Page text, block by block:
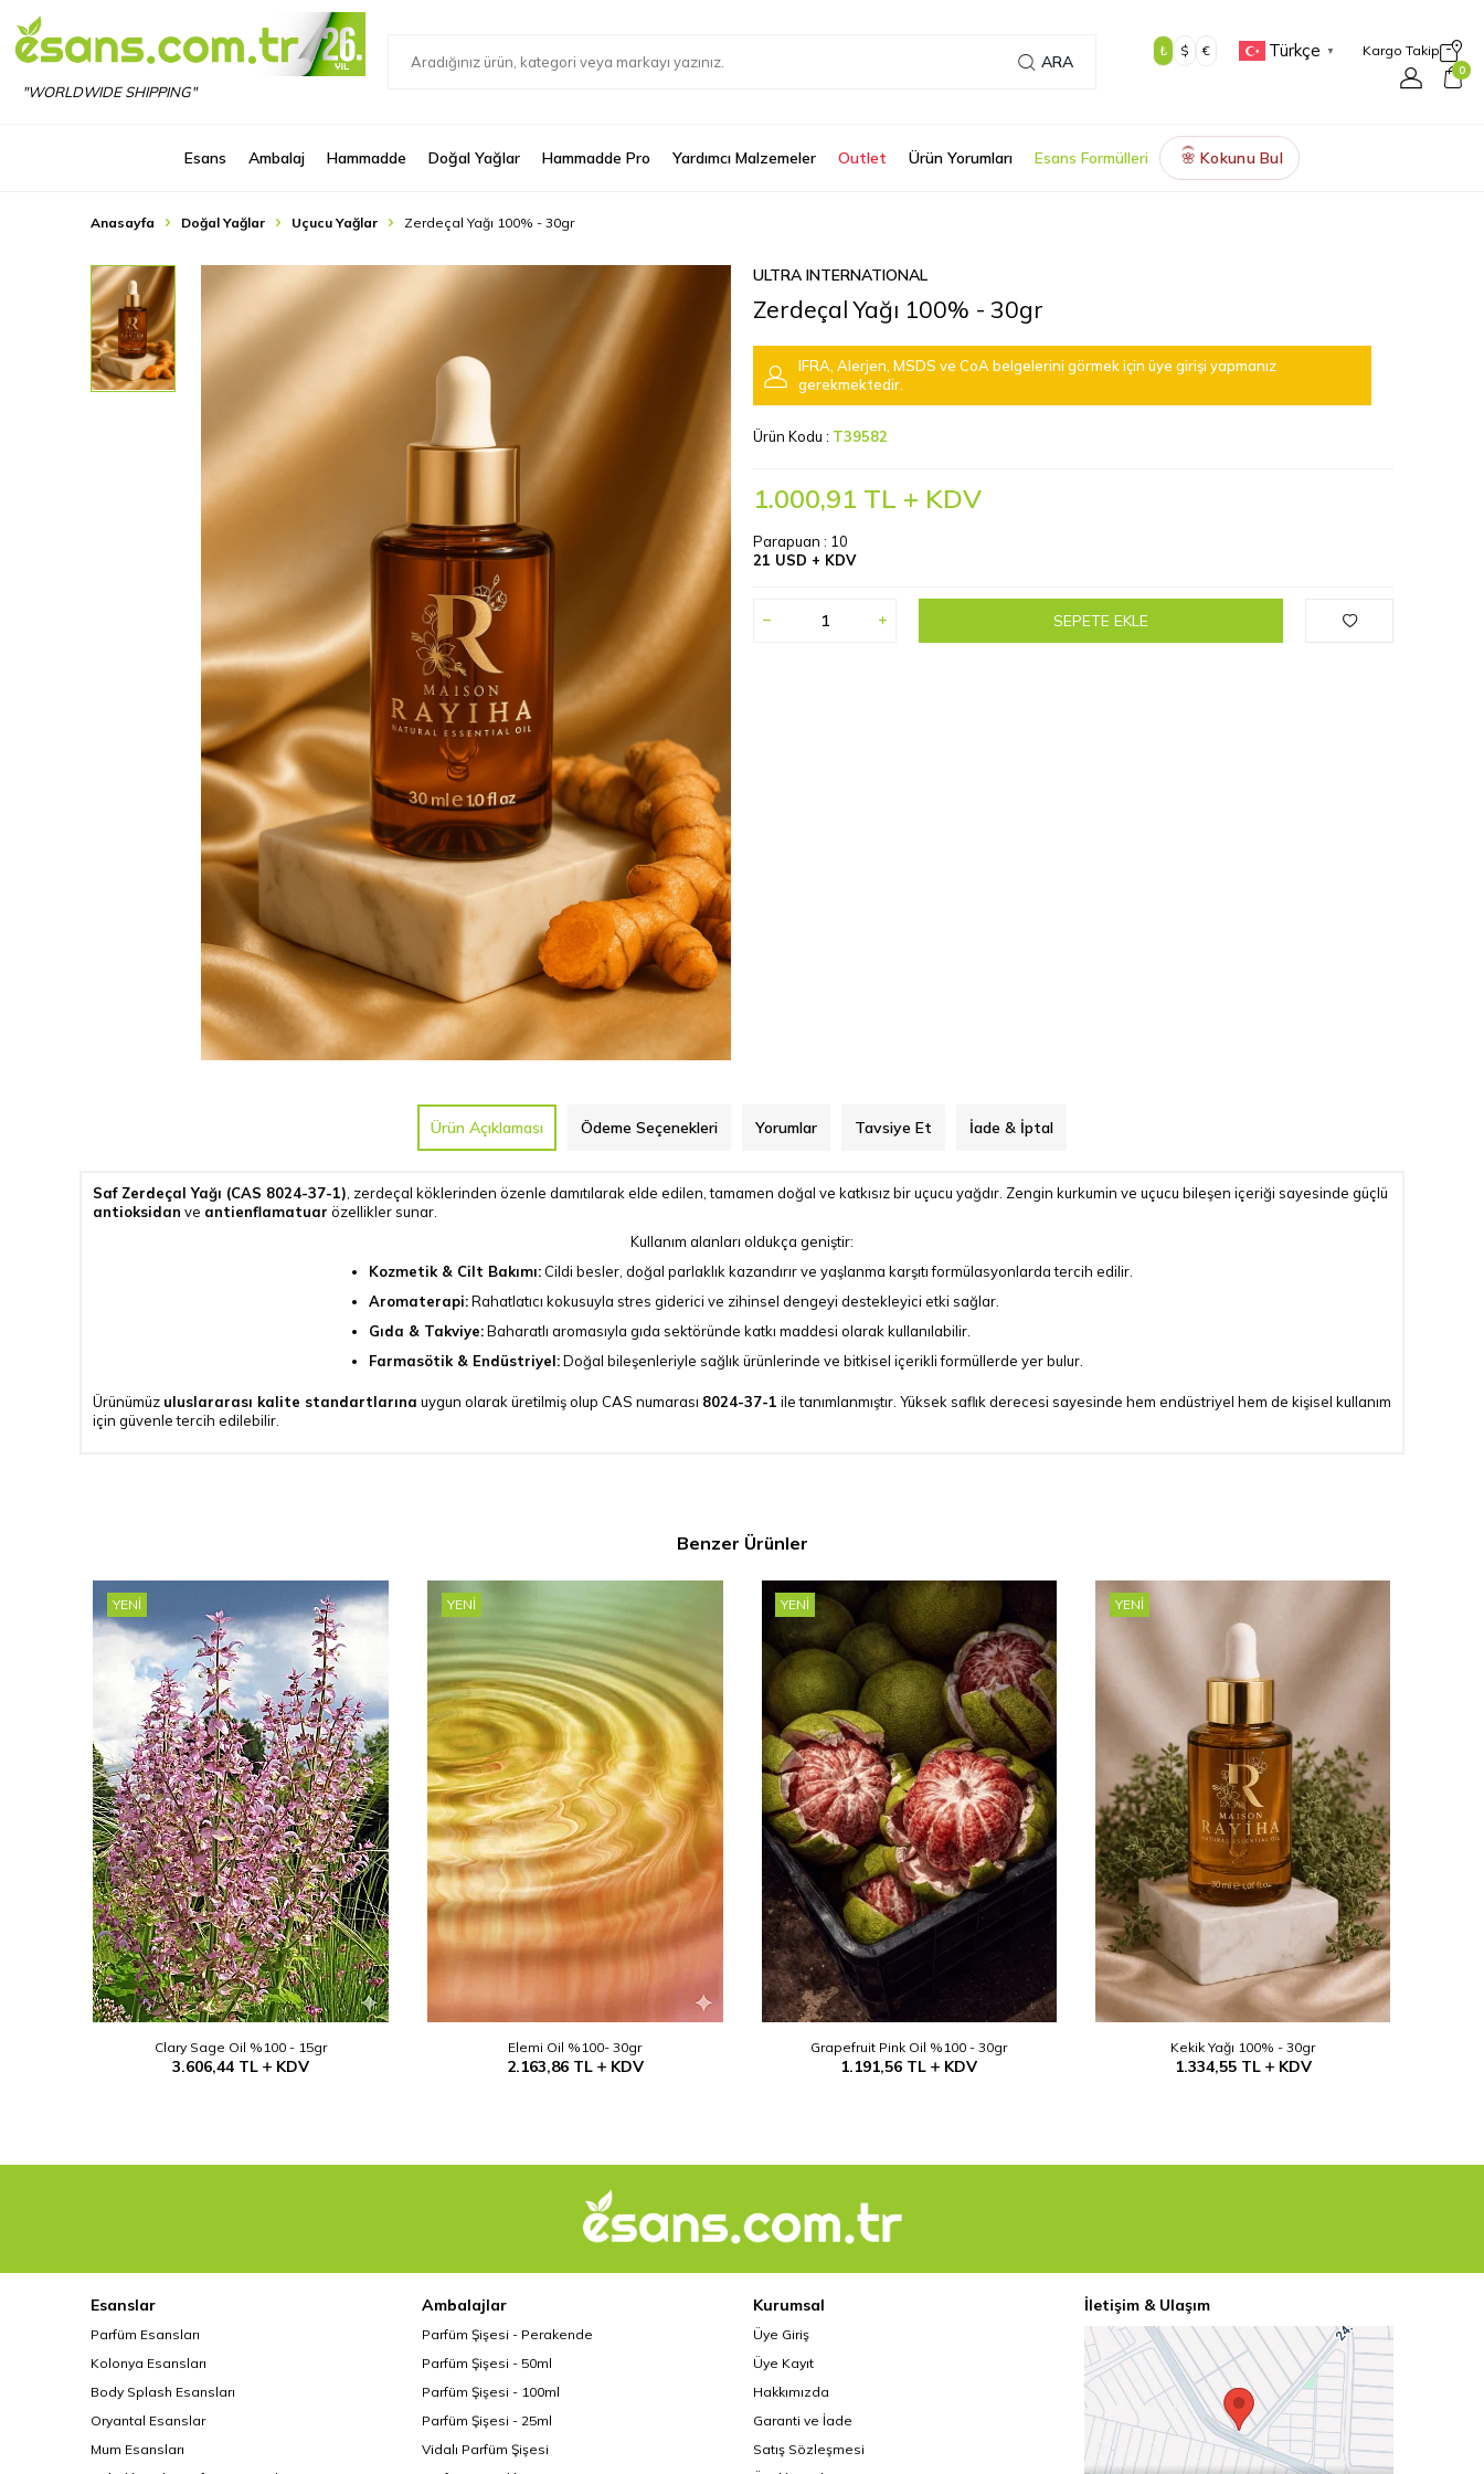
"WORLDWIDE SHIPPING"
ARA
₺ $ € Türkçe ▼ Kargo Takip
0
Esans Ambalaj Hammadde Doğal Yağlar Hammadde Pro Yardımcı Malzemeler Outlet Ürün Yorumları Esans Formülleri 🌸 Kokunu Bul
Anasayfa Doğal Yağlar Uçucu Yağlar Zerdeçal Yağı 100% - 30gr
ULTRA INTERNATIONAL
Zerdeçal Yağı 100% - 30gr
IFRA, Alerjen, MSDS ve CoA belgelerini görmek için üye girişi yapmanız
gerekmektedir.
Ürün Kodu : T39582
1.000,91 TL + KDV
Parapuan : 10
21 USD + KDV
SEPETE EKLE
Ürün Açıklaması Ödeme Seçenekleri Yorumlar Tavsiye Et İade & İptal
Saf Zerdeçal Yağı (CAS 8024-37-1) , zerdeçal köklerinden özenle damıtılarak elde edilen, tamamen doğal ve katkısız bir uçucu yağdır. Zengin kurkumin ve uçucu bileşen içeriği sayesinde güçlü
antioksidan ve antienflamatuar özellikler sunar.
Kullanım alanları oldukça geniştir:
Kozmetik & Cilt Bakımı:Cildi besler, doğal parlaklık kazandırır ve yaşlanma karşıtı formülasyonlarda tercih edilir.
Aromaterapi:Rahatlatıcı kokusuyla stres giderici ve zihinsel dengeyi destekleyici etki sağlar.
Gıda & Takviye:Baharatlı aromasıyla gıda sektöründe katkı maddesi olarak kullanılabilir.
Farmasötik & Endüstriyel:Doğal bileşenleriyle sağlık ürünlerinde ve bitkisel içerikli formüllerde yer bulur.
Ürünümüz uluslararası kalite standartlarına uygun olarak üretilmiş olup CAS numarası 8024-37-1 ile tanımlanmıştır. Yüksek saflık derecesi sayesinde hem endüstriyel hem de kişisel kullanım
için güvenle tercih edilebilir.
Benzer Ürünler
YENI
Clary Sage Oil %100 - 15gr
3.606,44 TL KDV
YENI
Elemi Oil %100- 30gr
2.163,86TL KDV
YENI
Grapefruit Pink Oil %100 - 30gr
1.191,56 TL KDV
YENI
Kekik Yağı 100% - 30gr
1.334,55TL KDV
Esanslar
Parfüm Esansları
Kolonya Esansları
Body Splash Esansları
Oryantal Esanslar
Mum Esansları
Ambalajlar
Parfüm Şişesi - Perakende
Parfüm Şişesi - 50ml
Parfüm Şişesi - 100ml
Parfüm Şişesi - 25ml
Vidalı Parfüm Şişesi
Kurumsal
Üye Giriş
Üye Kayıt
Hakkımızda
Garanti ve İade
Satış Sözleşmesi
İletişim & Ulaşım